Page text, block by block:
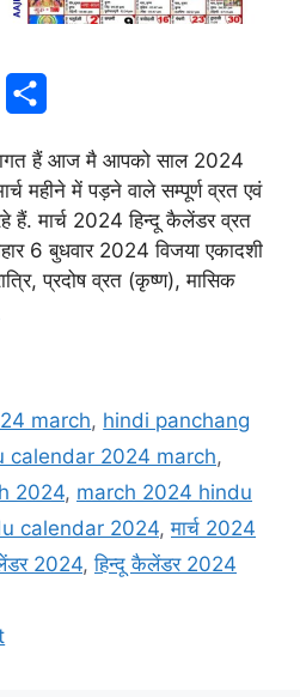
a
r
e
हैं आज मै आपको साल 2024
महीने में पड़ने वाले सम्पूर्ण व्रत एवं
हैं. मार्च 2024 हिन्दू कैलेंडर व्रत
6 बुधवार 2024 विजया एकादशी
प्रदोष व्रत (कृष्ण), मासिक
march, hindi panchang
calendar 2024 march,
2024, march 2024 hindu
calendar 2024,मार्च 2024
2024,हिन्दू कैलेंडर 2024